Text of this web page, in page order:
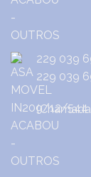
229 039
229 039